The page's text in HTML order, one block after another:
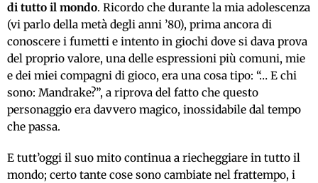
di tutto il mondo. Ricordo che durante la mia adolescenza
(vi parlo della metà degli anni ’80), prima ancora di
conoscere i fumetti e intento in giochi dove si dava prova
del proprio valore, una delle espressioni più comuni, mie
e dei miei compagni di gioco, era una cosa tipo: “… E chi
sono: Mandrake?”, a riprova del fatto che questo
personaggio era davvero magico, inossidabile dal tempo
che passa.
E tutt’oggi il suo mito continua a riecheggiare in tutto il
mondo; certo tante cose sono cambiate nel frattempo, i